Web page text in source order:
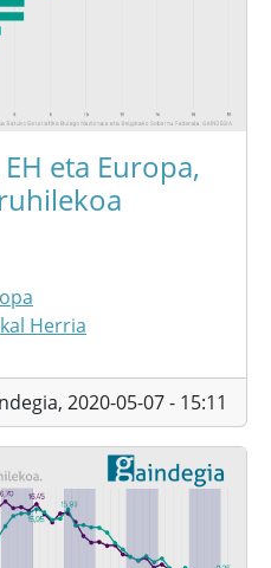
eta Europa,
Herria
2020-05-07 - 15:11